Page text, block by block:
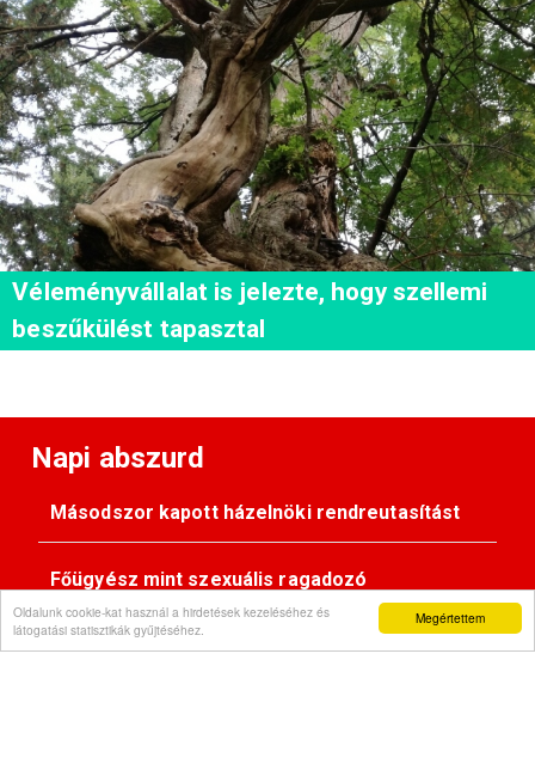
Megértettem
Oldalunk cookie-kat használ a hirdetések kezeléséhez és
látogatási statisztikák gyűjtéséhez.
Véleményvállalat is jelezte, hogy szellemi
beszűkülést tapasztal
Napi abszurd
Másodszor kapott házelnöki rendreutasítást
Főügyész mint szexuális ragadozó
Pimasz önkényúr